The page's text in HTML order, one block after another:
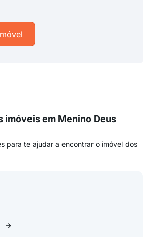
imóveis em Menino Deus
para te ajudar a encontrar o imóvel dos